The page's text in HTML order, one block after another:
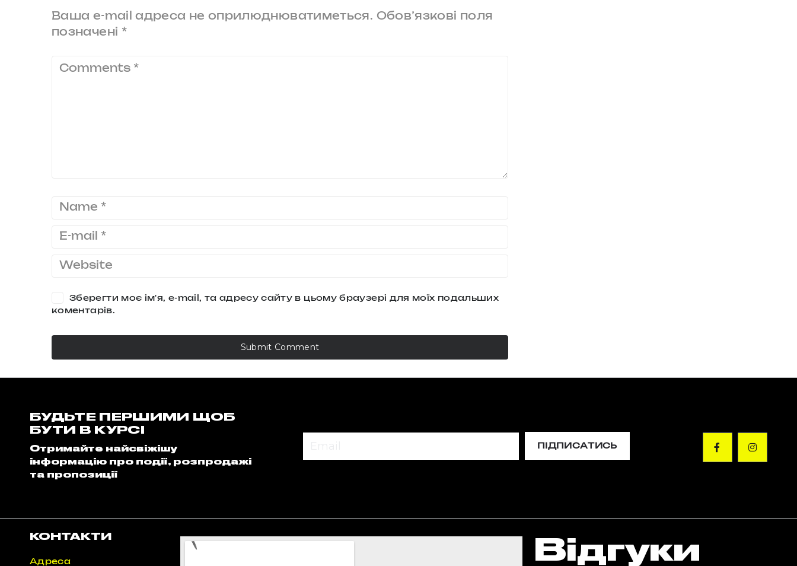
Ваша e-mail адреса не оприлюднюватиметься. Обов’язкові поля
позначені *
Зберегти моє ім'я, e-mail, та адресу сайту в цьому браузері для моїх подальших
коментарів.
БУДЬТЕ ПЕРШИМИ ЩОБ
БУТИ В КУРСІ
Отримайте найсвіжішу
інформацію про події, розпродажі
та пропозиції
ПІДПИСАТИСЬ
КОНТАКТИ
Адреса
Відгуки